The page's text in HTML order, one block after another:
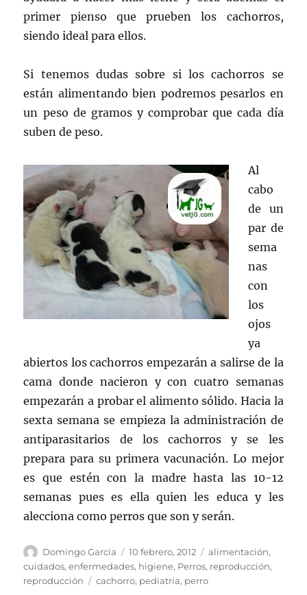
primer pienso que prueben los cachorros,
siendo ideal para ellos.
Si tenemos dudas sobre si los cachorros se
están alimentando bien podremos pesarlos en
un peso de gramos y comprobar que cada día
suben de peso.
Al
cabo
de un
par de
sema
nas
con
los
ojos
ya
abiertos los cachorros empezarán a salirse de la
cama donde nacieron y con cuatro semanas
empezarán a probar el alimento sólido. Hacia la
sexta semana se empieza la administración de
antiparasitarios de los cachorros y se les
prepara para su primera vacunación. Lo mejor
es que estén con la madre hasta las 10-12
semanas pues es ella quien les educa y les
alecciona como perros que son y serán.
Autor
Domingo García
Publicado
el
10 febrero, 2012 Categorías
alimentación,
cuidados,enfermedades, higiene, Perros, reproducción,
reproducción
Etiquetas
cachorro, pediatría, perro